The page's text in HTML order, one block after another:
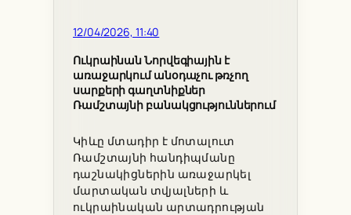
12/04/2026, 11:40
Ուկրաինան Նորվեգիային է
առաջարկում անօդաչու թռչող
սարքերի գաղտնիքներ
Ռամշտայնի բանակցություններում
Կիևը մտադիր է մոտալուտ
Ռամշտայնի հանդիպմանը
դաշնակիցներին առաջարկել
մարտական ​​տվյալների և
ուկրաինական արտադրության